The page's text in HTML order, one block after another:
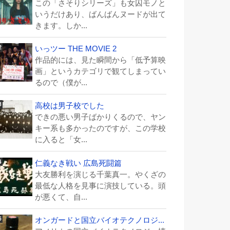
この「さそりシリーズ」も女囚モノと
いうだけあり、ばんばんヌードが出て
きます。しか...
いっツー THE MOVIE 2
作品的には、見た瞬間から「低予算映
画」というカテゴリで観てしまってい
るので（僕が...
高校は男子校でした
できの悪い男子ばかりくるので、ヤン
キー系も多かったのですが、この学校
に入ると「女...
仁義なき戦い 広島死闘篇
大友勝利を演じる千葉真一。やくざの
最低な人格を見事に演技している。頭
が悪くて、自...
オンガードと国立バイオテクノロジ...